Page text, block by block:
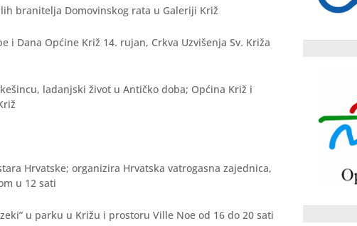
branitelja Domovinskog rata u Galeriji Križ
i Dana Općine Križ 14. rujan, Crkva Uzvišenja Sv. Križa
ladanjski život u Antičko doba; Općina Križ i
Hrvatske; organizira Hrvatska vatrogasna zajednica,
u 12 sati
u parku u Križu i prostoru Ville Noe od 16 do 20 sati